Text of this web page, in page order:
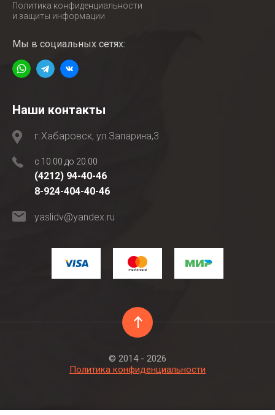
Политика конфиденциальности
и защиты информации
Мы в социальных сетях:
Наши контакты
г.Хабаровск, ул.Запарина,3
с 10.00 до 20.00
(4212) 94-40-46
8-924-404-40-46
yaslidv@yandex.ru
© 2014 - 2026
Политика конфиденциальности